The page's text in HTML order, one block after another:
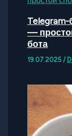
—
бота
19.07.2025 /